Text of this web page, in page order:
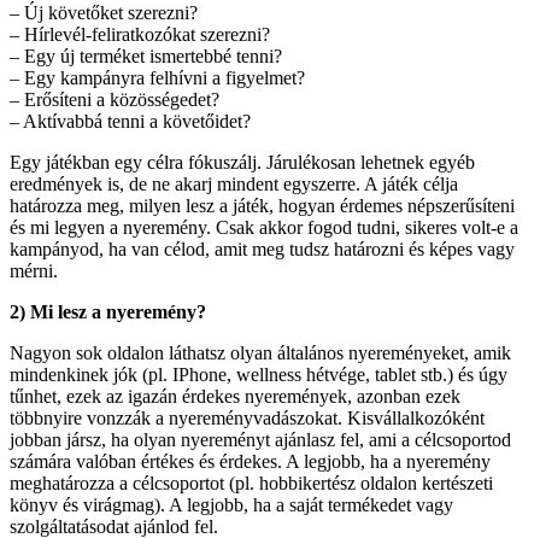
– Új követőket szerezni?
– Hírlevél-feliratkozókat szerezni?
– Egy új terméket ismertebbé tenni?
– Egy kampányra felhívni a figyelmet?
– Erősíteni a közösségedet?
– Aktívabbá tenni a követőidet?
Egy játékban egy célra fókuszálj. Járulékosan lehetnek egyéb
eredmények is, de ne akarj mindent egyszerre. A játék célja
határozza meg, milyen lesz a játék, hogyan érdemes népszerűsíteni
és mi legyen a nyeremény. Csak akkor fogod tudni, sikeres volt-e a
kampányod, ha van célod, amit meg tudsz határozni és képes vagy
mérni.
2) Mi lesz a nyeremény?
Nagyon sok oldalon láthatsz olyan általános nyereményeket, amik
mindenkinek jók (pl. IPhone, wellness hétvége, tablet stb.) és úgy
tűnhet, ezek az igazán érdekes nyeremények, azonban ezek
többnyire vonzzák a nyereményvadászokat. Kisvállalkozóként
jobban jársz, ha olyan nyereményt ajánlasz fel, ami a célcsoportod
számára valóban értékes és érdekes. A legjobb, ha a nyeremény
meghatározza a célcsoportot (pl. hobbikertész oldalon kertészeti
könyv és virágmag). A legjobb, ha a saját termékedet vagy
szolgáltatásodat ajánlod fel.